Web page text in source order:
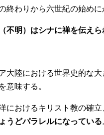
終わりから六世紀の始め
不明）はシナに禅を伝えら
大陸における世界史的な大
意味する。
におけるキリスト教の確立
うどパラレルになっている